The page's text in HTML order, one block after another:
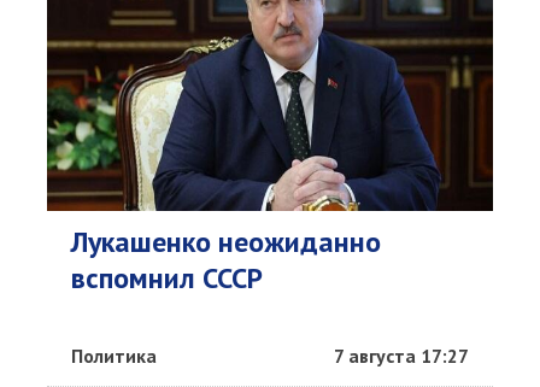
Лукашенко неожиданно
вспомнил СССР
Политика 7 августа 17:27